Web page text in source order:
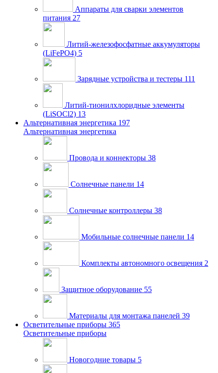
Аппараты для сварки элементов
питания 27
Литий-железофосфатные аккумуляторы
(LiFePO4) 5
Зарядные устройства и тестеры 111
Литий-тионилхлоридные элементы
(LiSOCl2) 13
Альтернативная энергетика 197
Альтернативная энергетика
Провода и коннекторы 38
Солнечные панели 14
Солнечные контроллеры 38
Мобильные солнечные панели 14
Комплекты автономного освещения 2
Защитное оборудование 55
Материалы для монтажа панелей 39
Осветительные приборы 365
Осветительные приборы
Новогодние товары 5